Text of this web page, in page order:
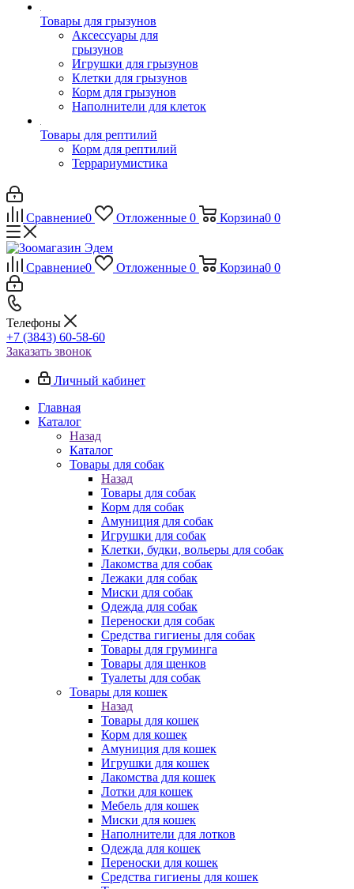
Товары для грызунов
Аксессуары для
грызунов
Игрушки для грызунов
Клетки для грызунов
Корм для грызунов
Наполнители для клеток
Товары для рептилий
Корм для рептилий
Террариумистика
Сравнение0 Отложенные 0 Корзина0 0
Сравнение0 Отложенные 0 Корзина0 0
Телефоны
+7 (3843) 60-58-60
Заказать звонок
Личный кабинет
Главная
Каталог
Назад
Каталог
Товары для собак
Назад
Товары для собак
Корм для собак
Амуниция для собак
Игрушки для собак
Клетки, будки, вольеры для собак
Лакомства для собак
Лежаки для собак
Миски для собак
Одежда для собак
Переноски для собак
Средства гигиены для собак
Товары для груминга
Товары для щенков
Туалеты для собак
Товары для кошек
Назад
Товары для кошек
Корм для кошек
Амуниция для кошек
Игрушки для кошек
Лакомства для кошек
Лотки для кошек
Мебель для кошек
Миски для кошек
Наполнители для лотков
Одежда для кошек
Переноски для кошек
Средства гигиены для кошек